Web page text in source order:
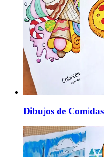
Dibujos de Comidas